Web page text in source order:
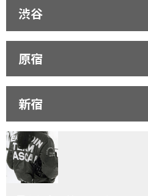
渋谷
原宿
新宿